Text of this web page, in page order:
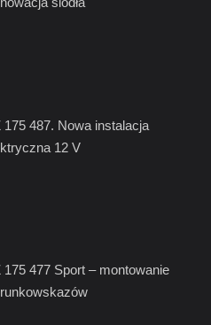
175 487. Nowa instalacja
12 V
175 477 Sport – montowanie